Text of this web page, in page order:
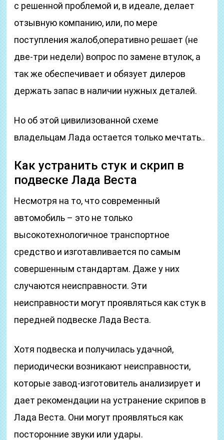
с решенной проблемой и, в идеале, делает
отзывную компанию, или, по мере
поступления жалоб,оперативно решает (не
две-три недели) вопрос по замене втулок, а
так же обеспечивает и обязует дилеров
держать запас в наличии нужных деталей.
Но об этой цивилизованной схеме
владельцам Лада остается только мечтать..
Как устранить стук и скрип в
подвеске Лада Веста
Несмотря на то, что современный
автомобиль – это не только
высокотехнологичное транспортное
средство и изготавливается по самым
совершенным стандартам. Даже у них
случаются неисправности. Эти
неисправности могут проявляться как стук в
передней подвеске Лада Веста.
Хотя подвеска и получилась удачной,
периодически возникают неисправности,
которые завод-изготовитель анализирует и
дает рекомендации на устранение скрипов в
Лада Веста. Они могут проявляться как
посторонние звуки или удары.